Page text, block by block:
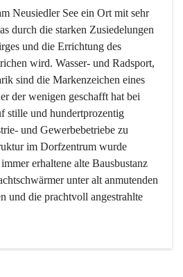
Neusiedler See ein Ort mit sehr
durch die starken Zusiedelungen
und die Errichtung des
wird. Wasser- und Radsport,
sind die Markenzeichen eines
der wenigen geschafft hat bei
stille und hundertprozentig
und Gewerbebetriebe zu
im Dorfzentrum wurde
erhaltene alte Bausbustanz
unter alt anmutenden
und die prachtvoll angestrahlte
nicht mehr, ist aber integrativer